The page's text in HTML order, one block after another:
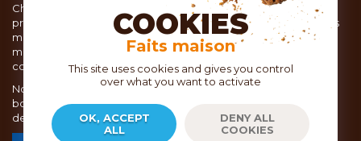
Chez TOC, boutique d’ustensiles de cuisine, nous vous
proposons une large sélection de produits issus des meilleures
marques de matériel de cuisine: Ustensiles de pâtisserie,
matériel de cuisson, service de table, ustensiles de cuisine,
coutellerie, set picnic.
Nous vous réservons un accueil chaleureux au sein de nos 21
boutiques, mais vous trouverez également tout votre matériel
de cuisine en ligne sur notre site internet toc.fr
COOKIES
Faits maison
This site uses cookies and gives you control
over what you want to activate
OK, ACCEPT
ALL
DENY ALL
COOKIES